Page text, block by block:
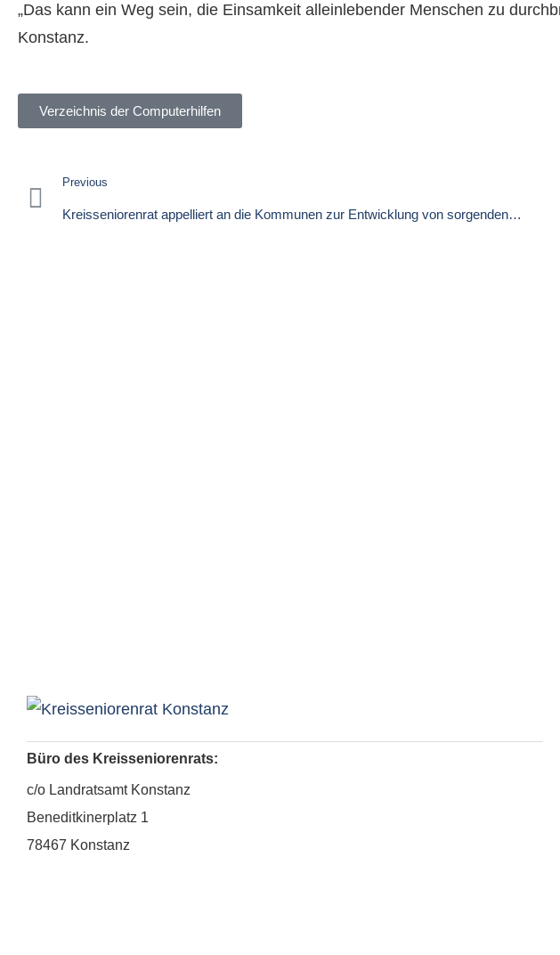
„Das kann ein Weg sein, die Einsamkeit alleinlebender Menschen zu
Konstanz.
Verzeichnis der Computerhilfen
Previous
Kreisseniorenrat appelliert an die Kommunen zur Entwicklung von sorgenden
Büro des Kreisseniorenrats:
c/o Landratsamt Konstanz
Beneditkinerplatz 1
78467 Konstanz